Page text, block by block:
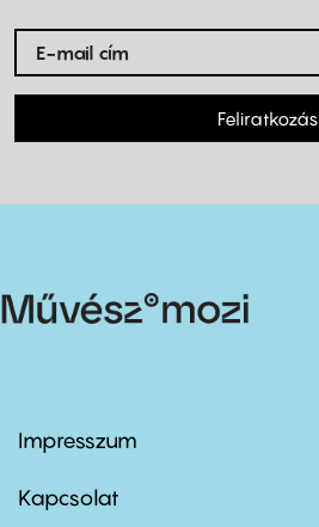
Feliratkozás
Footer
first
Impresszum
Kapcsolat